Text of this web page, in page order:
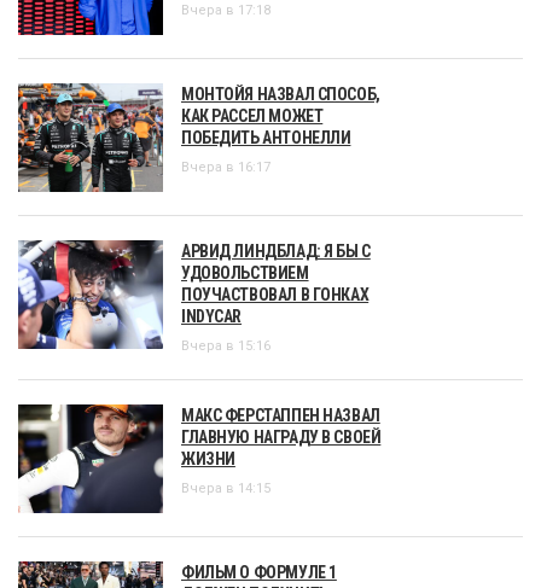
Вчера в 17:18
МОНТОЙЯ НАЗВАЛ СПОСОБ,
КАК РАССЕЛ МОЖЕТ
ПОБЕДИТЬ АНТОНЕЛЛИ
Вчера в 16:17
АРВИД ЛИНДБЛАД: Я БЫ С
УДОВОЛЬСТВИЕМ
ПОУЧАСТВОВАЛ В ГОНКАХ
INDYCAR
Вчера в 15:16
МАКС ФЕРСТАППЕН НАЗВАЛ
ГЛАВНУЮ НАГРАДУ В СВОЕЙ
ЖИЗНИ
Вчера в 14:15
ФИЛЬМ О ФОРМУЛЕ 1